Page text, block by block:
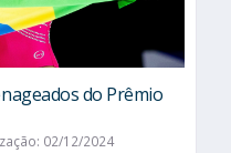
do Prêmio
02/12/2024